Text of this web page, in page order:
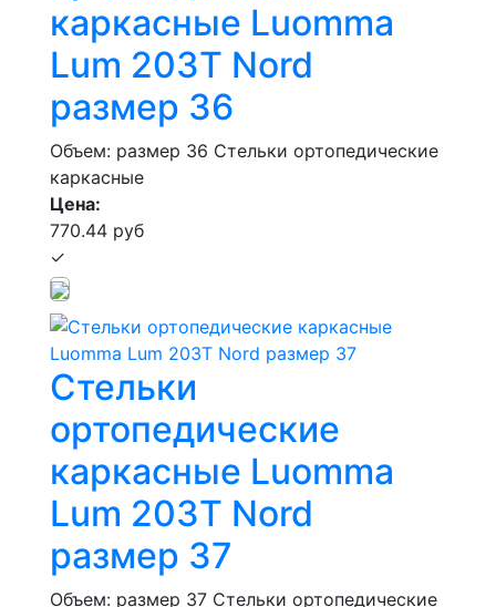
каркасные Luomma
Lum 203Т Nord
размер 36
Объем: размер 36 Стельки ортопедические
каркасные
Цена:
770.44 руб
✓
Стельки
ортопедические
каркасные Luomma
Lum 203Т Nord
размер 37
Объем: размер 37 Стельки ортопедические